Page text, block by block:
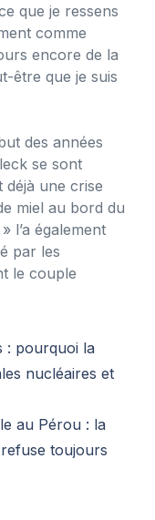
que je ressens
comme
encore de la
être que je suis
des années
se sont
déjà une crise
miel au bord du
l’a également
par les
le couple
: pourquoi la
nucléaires et
au Pérou : la
toujours